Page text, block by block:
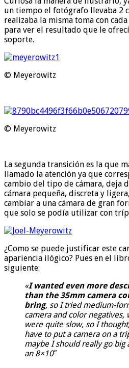
un tiempo el fotógrafo llevaba 2
realizaba la misma toma con
para ver el resultado que le
soporte.
© Meyerowitz
© Meyerowitz
La segunda transición es la que
llamado la atención ya que
cambio del tipo de cámara, deja
cámara pequeña, discreta y
cambiar a una cámara de gran
que solo se podía utilizar con
¿Como se puede justificar este
apariencia ilógico? Pues en el
siguiente:
«I wanted even more
than the 35mm camera
bring, so I tried medium-
camera and color negatives,
were quite slow, so I
have to put a camera on a
maybe I should really go big
an 8×10″